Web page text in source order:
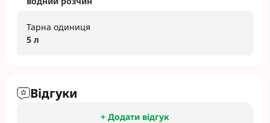
Тарна одиниця
5 л
Відгуки
+ Додати відгук